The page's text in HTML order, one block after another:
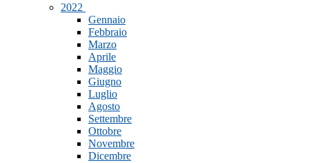
2022
Gennaio
Febbraio
Marzo
Aprile
Maggio
Giugno
Luglio
Agosto
Settembre
Ottobre
Novembre
Dicembre